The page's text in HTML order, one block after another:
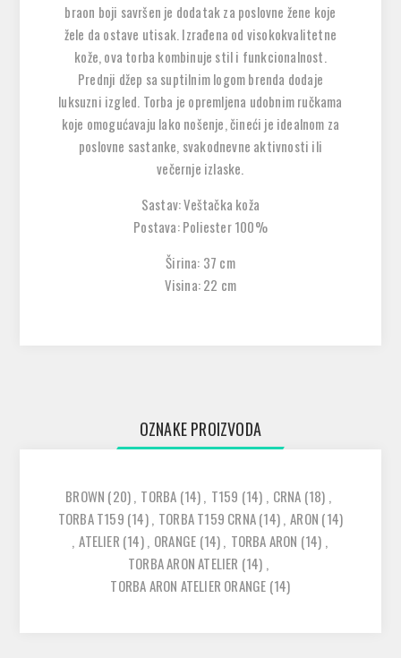
braon boji savršen je dodatak za poslovne žene koje
žele da ostave utisak. Izrađena od visokokvalitetne
kože, ova torba kombinuje stil i funkcionalnost.
Prednji džep sa suptilnim logom brenda dodaje
luksuzni izgled. Torba je opremljena udobnim ručkama
koje omogućavaju lako nošenje, čineći je idealnom za
poslovne sastanke, svakodnevne aktivnosti ili
večernje izlaske.
Sastav: Veštačka koža
Postava: Poliester 100%
Širina: 37 cm
Visina: 22 cm
OZNAKE PROIZVODA
BROWN (20), TORBA (14), T159 (14) , CRNA (18) ,
TORBA T159 (14), TORBA T159 CRNA(14), ARON (14)
, ATELIER (14), ORANGE (14), TORBA ARON (14) ,
TORBA ARON ATELIER (14) ,
TORBA ARON ATELIER ORANGE (14)